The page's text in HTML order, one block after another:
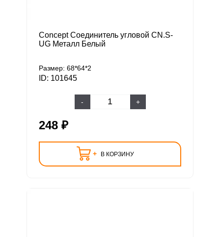
Concept Соединитель угловой CN.S-
UG Металл Белый
Размер: 68*64*2
ID: 101645
- +
248 ₽
+ В КОРЗИНУ